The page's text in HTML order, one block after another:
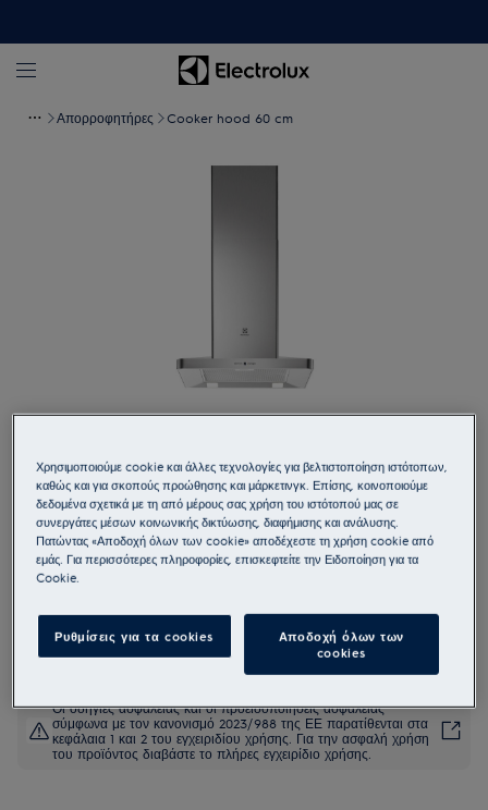
Απορροφητήρες Cooker hood 60 cm
EFF60560OX
700 Breeze Απορροφητήρας T-
Shape 60 cm
Δελτίο πληροφοριών για το προϊόν
Οι οδηγίες ασφαλείας και οι προειδοποιήσεις ασφαλείας
σύμφωνα με τον κανονισμό 2023/988 της ΕΕ παρατίθενται στα
κεφάλαια 1 και 2 του εγχειριδίου χρήσης. Για την ασφαλή χρήση
του προϊόντος διαβάστε το πλήρες εγχειρίδιο χρήσης.
Χρησιμοποιούμε cookie και άλλες τεχνολογίες για βελτιστοποίηση ιστότοπων,
καθώς και για σκοπούς προώθησης και μάρκετινγκ. Επίσης, κοινοποιούμε
δεδομένα σχετικά με τη από μέρους σας χρήση του ιστότοπού μας σε
συνεργάτες μέσων κοινωνικής δικτύωσης, διαφήμισης και ανάλυσης.
Πατώντας «Αποδοχή όλων των cookie» αποδέχεστε τη χρήση cookie από
εμάς. Για περισσότερες πληροφορίες, επισκεφτείτε την Ειδοποίηση για τα
Cookie.
Ρυθμίσεις για τα cookies
Αποδοχή όλων των
cookies